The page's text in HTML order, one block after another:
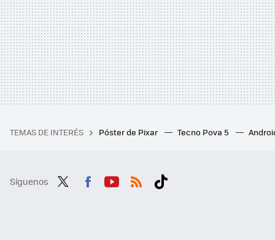
TEMAS DE INTERÉS Póster de Pixar Tecno Pova 5
Síguenos